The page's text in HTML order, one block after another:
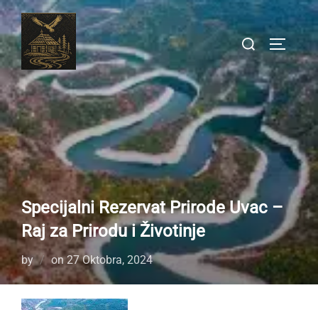
Skip
to
content
Search
for:
Specijalni Rezervat Prirode Uvac –
Raj za Prirodu i Životinje
by onPosted
on
27 Oktobra, 2024